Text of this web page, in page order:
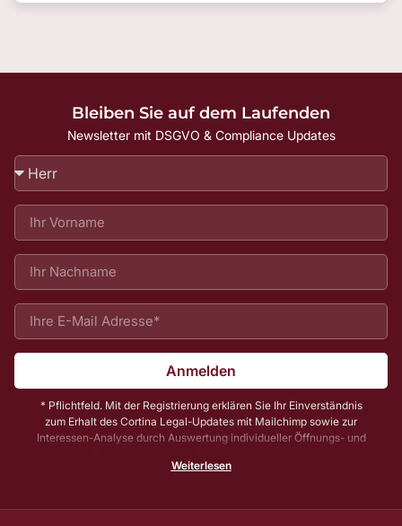
Bleiben Sie auf dem Laufenden
Newsletter mit DSGVO & Compliance Updates
Anmelden
* Pflichtfeld. Mit der Registrierung erklären Sie Ihr Einverständnis
zum Erhalt des Cortina Legal-Updates mit Mailchimp sowie zur
Interessen-Analyse durch Auswertung individueller Öffnungs- und
noch eine E-Mail mit einem Bestätigungs-Link (sog. Double-Opt-In);
Weiterlesen